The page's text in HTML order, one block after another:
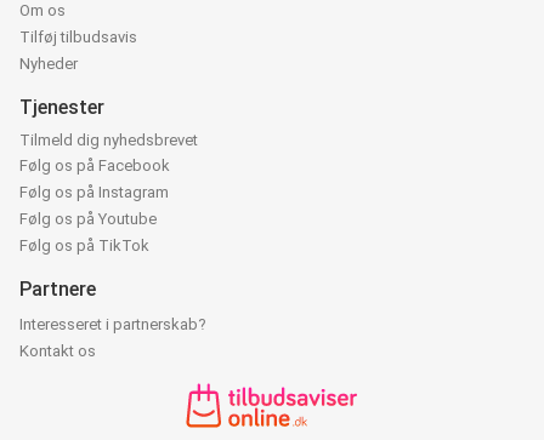
Om os
Tilføj tilbudsavis
Nyheder
Tjenester
Tilmeld dig nyhedsbrevet
Følg os på Facebook
Følg os på Instagram
Følg os på Youtube
Følg os på TikTok
Partnere
Interesseret i partnerskab?
Kontakt os